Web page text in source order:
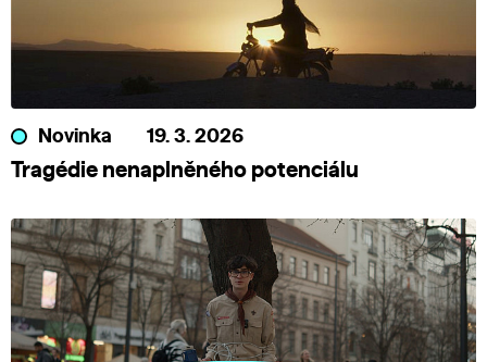
Novinka 19. 3. 2026
Tragédie nenaplněného potenciálu